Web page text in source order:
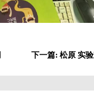
下一篇: 松原 实